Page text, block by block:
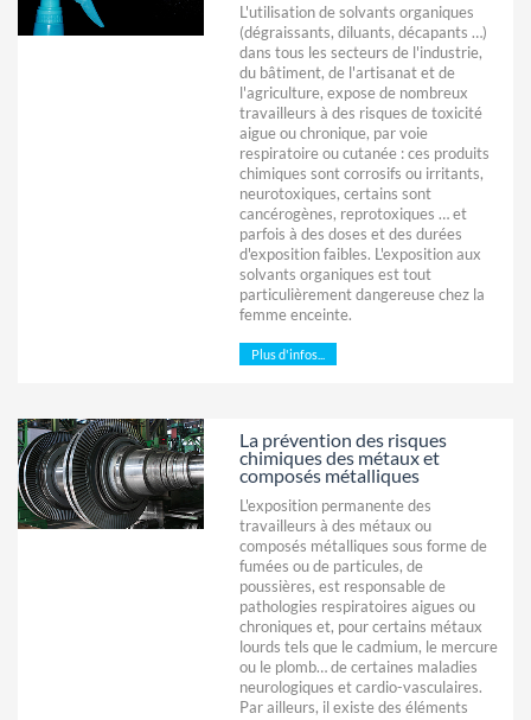
L'utilisation de solvants organiques
(dégraissants, diluants, décapants …)
dans tous les secteurs de l'industrie,
du bâtiment, de l'artisanat et de
l'agriculture, expose de nombreux
travailleurs à des risques de toxicité
aigue ou chronique, par voie
respiratoire ou cutanée : ces produits
chimiques sont corrosifs ou irritants,
neurotoxiques, certains sont
cancérogènes, reprotoxiques … et
parfois à des doses et des durées
d'exposition faibles. L'exposition aux
solvants organiques est tout
particulièrement dangereuse chez la
femme enceinte.
Plus d'infos...
La prévention des risques
chimiques des métaux et
composés métalliques
L'exposition permanente des
travailleurs à des métaux ou
composés métalliques sous forme de
fumées ou de particules, de
poussières, est responsable de
pathologies respiratoires aigues ou
chroniques et, pour certains métaux
lourds tels que le cadmium, le mercure
ou le plomb… de certaines maladies
neurologiques et cardio-vasculaires.
Par ailleurs, il existe des éléments